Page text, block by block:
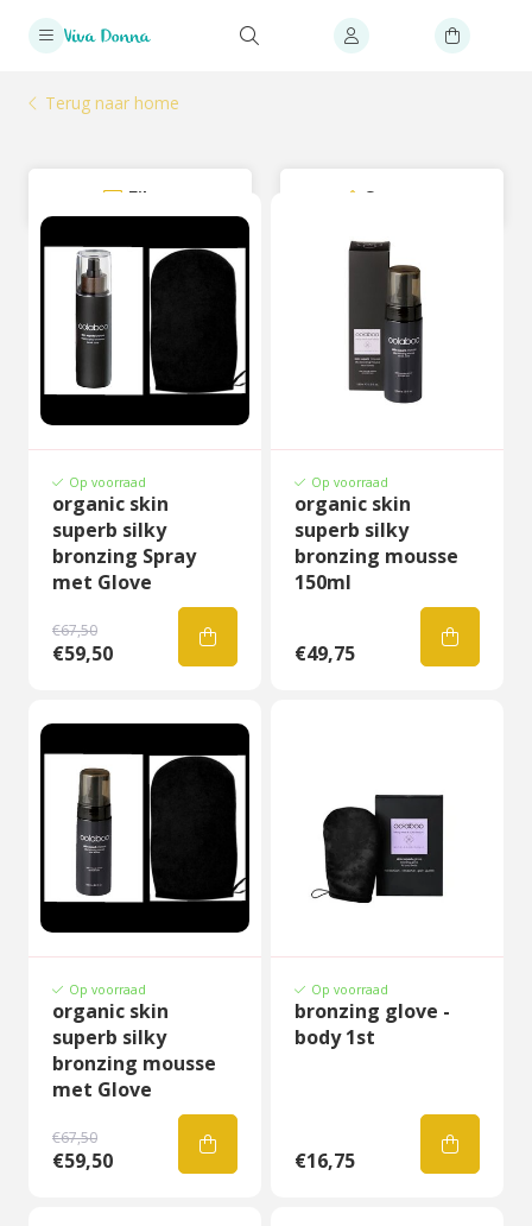
Terug naar home
Filter Sorteer
Op voorraad
organic skin
superb silky
bronzing Spray
met Glove
€67,50
€59,50
Op voorraad
organic skin
superb silky
bronzing mousse
150ml
€49,75
Op voorraad
organic skin
superb silky
bronzing mousse
met Glove
€67,50
€59,50
Op voorraad
bronzing glove -
body 1st
€16,75